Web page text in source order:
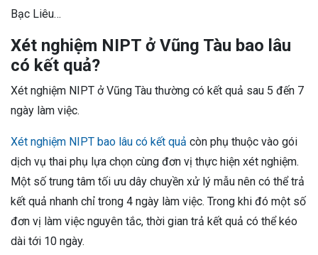
Bạc Liêu…
Xét nghiệm NIPT ở Vũng Tàu bao lâu
có kết quả?
Xét nghiệm NIPT ở Vũng Tàu thường có kết quả sau 5 đến 7
ngày làm việc.
Xét nghiệm NIPT bao lâu có kết quả còn phụ thuộc vào gói
dịch vụ thai phụ lựa chọn cùng đơn vị thực hiện xét nghiệm.
Một số trung tâm tối ưu dây chuyền xử lý mẫu nên có thể trả
kết quả nhanh chỉ trong 4 ngày làm việc. Trong khi đó một số
đơn vị làm việc nguyên tắc, thời gian trả kết quả có thể kéo
dài tới 10 ngày.